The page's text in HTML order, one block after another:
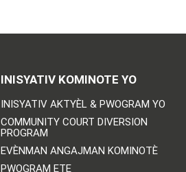
INISYATIV KOMINOTE YO
INISYATIV AKTYÈL & PWOGRAM YO
COMMUNITY COURT DIVERSION
PROGRAM
EVÈNMAN ANGAJMAN KOMINOTÈ
PWOGRAM ETE